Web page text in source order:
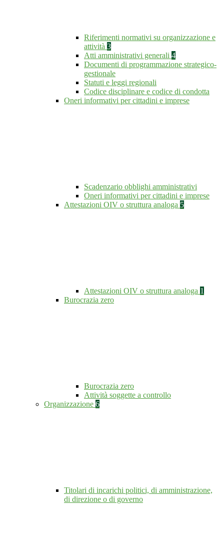
Riferimenti normativi su organizzazione e
attività 3
Atti amministrativi generali 4
Documenti di programmazione strategico-
gestionale
Statuti e leggi regionali
Codice disciplinare e codice di condotta
Oneri informativi per cittadini e imprese
Scadenzario obblighi amministrativi
Oneri informativi per cittadini e imprese
Attestazioni OIV o struttura analoga 5
Attestazioni OIV o struttura analoga 1
Burocrazia zero
Burocrazia zero
Attività soggette a controllo
Organizzazione 6
Titolari di incarichi politici, di amministrazione,
di direzione o di governo